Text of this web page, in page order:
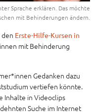
Sprache erklären. Das möchte
mit Behinderungen ändern.
Erste-Hilfe-Kursen in
mit Behinderung
Gedanken dazu
vertiefen könnte.
Inhalte in Videoclips
Suche im Internet